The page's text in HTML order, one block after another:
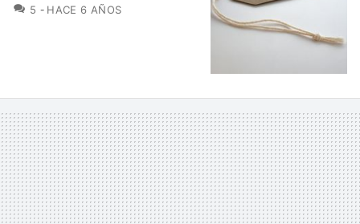
5 COMENTARIOS
HACE 6 AÑOS